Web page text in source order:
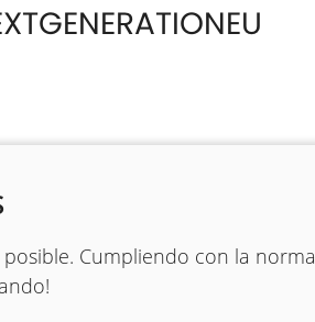
Cumpliendo con la